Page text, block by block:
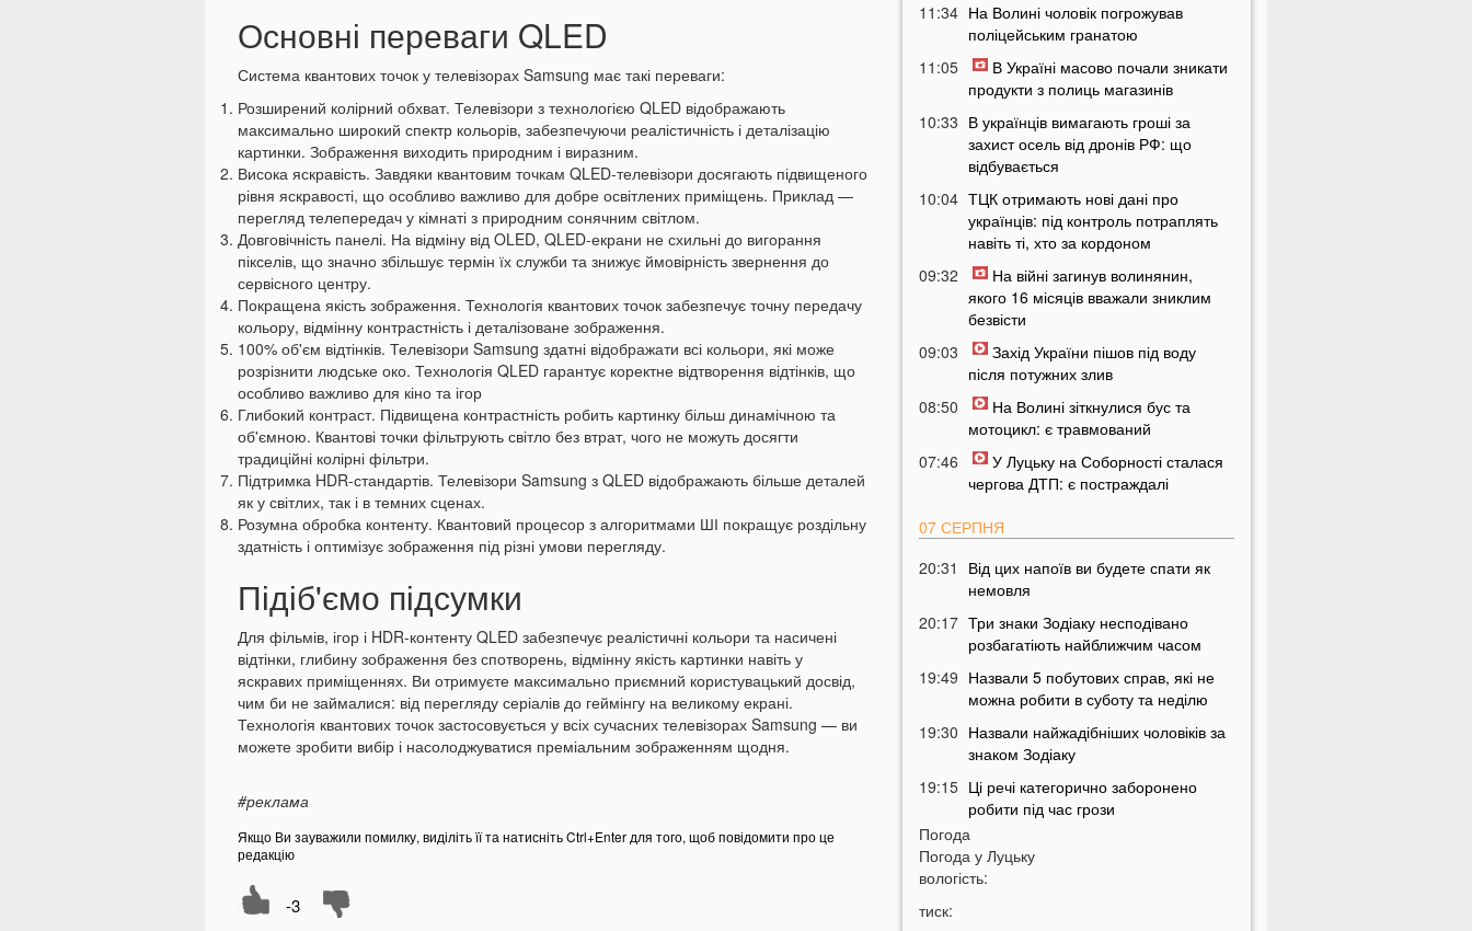
Основні переваги QLED
Система квантових точок у телевізорах Samsung має такі переваги:
Розширений колірний обхват. Телевізори з технологією QLED відображають
максимально широкий спектр кольорів, забезпечуючи реалістичність і деталізацію
картинки. Зображення виходить природним і виразним.
Висока яскравість. Завдяки квантовим точкам QLED-телевізори досягають підвищеного
рівня яскравості, що особливо важливо для добре освітлених приміщень. Приклад —
перегляд телепередач у кімнаті з природним сонячним світлом.
Довговічність панелі. На відміну від OLED, QLED-екрани не схильні до вигорання
пікселів, що значно збільшує термін їх служби та знижує ймовірність звернення до
сервісного центру.
Покращена якість зображення. Технологія квантових точок забезпечує точну передачу
кольору, відмінну контрастність і деталізоване зображення.
100% об'єм відтінків. Телевізори Samsung здатні відображати всі кольори, які може
розрізнити людське око. Технологія QLED гарантує коректне відтворення відтінків, що
особливо важливо для кіно та ігор
Глибокий контраст. Підвищена контрастність робить картинку більш динамічною та
об'ємною. Квантові точки фільтрують світло без втрат, чого не можуть досягти
традиційні колірні фільтри.
Підтримка HDR-стандартів. Телевізори Samsung з QLED відображають більше деталей
як у світлих, так і в темних сценах.
Розумна обробка контенту. Квантовий процесор з алгоритмами ШІ покращує роздільну
здатність і оптимізує зображення під різні умови перегляду.
Підіб'ємо підсумки
Для фільмів, ігор і HDR-контенту QLED забезпечує реалістичні кольори та насичені
відтінки, глибину зображення без спотворень, відмінну якість картинки навіть у
яскравих приміщеннях. Ви отримуєте максимально приємний користувацький досвід,
чим би не займалися: від перегляду серіалів до геймінгу на великому екрані.
Технологія квантових точок застосовується у всіх сучасних телевізорах Samsung — ви
можете зробити вибір і насолоджуватися преміальним зображенням щодня.
#реклама
Якщо Ви зауважили помилку, виділіть її та натисніть Ctrl+Enter для того, щоб повідомити про це
редакцію
-3
11:34 На Волині чоловік погрожував
поліцейським гранатою
11:05
В Україні масово почали зникати
продукти з полиць магазинів
10:33 В українців вимагають гроші за
захист осель від дронів РФ: що
відбувається
10:04 ТЦК отримають нові дані про
українців: під контроль потраплять
навіть ті, хто за кордоном
09:32
На війні загинув волинянин,
якого 16 місяців вважали зниклим
безвісти
09:03
Захід України пішов під воду
після потужних злив
08:50
На Волині зіткнулися бус та
мотоцикл: є травмований
07:46
У Луцьку на Соборності сталася
чергова ДТП: є постраждалі
07 СЕРПНЯ
20:31
Від цих напоїв ви будете спати як
немовля
20:17 Три знаки Зодіаку несподівано
розбагатіють найближчим часом
19:49 Назвали 5 побутових справ, які не
можна робити в суботу та неділю
19:30 Назвали найжадібніших чоловіків за
знаком Зодіаку
19:15 Ці речі категорично заборонено
робити під час грози
18:52
впіймав 10-кілограмову рибу
Погода
Погода у Луцьку
вологість:
тиск: